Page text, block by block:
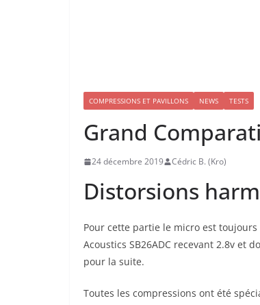
COMPRESSIONS ET PAVILLONS NEWS TESTS
Grand
24 décembre 2019 Cédric B. (Kro)
Distorsions
Pour cette partie le micro est toujours
Acoustics SB26ADC recevant 2.8v et
pour la suite.
Toutes les compressions ont été